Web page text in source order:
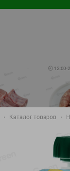
🕘 12:00-
17%
9.99
11.99
Каталог товаров